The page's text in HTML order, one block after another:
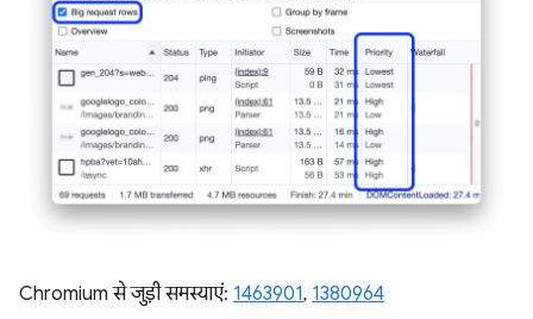
Chromium से जुड़ी समस्याएं: 1463901, 1380964